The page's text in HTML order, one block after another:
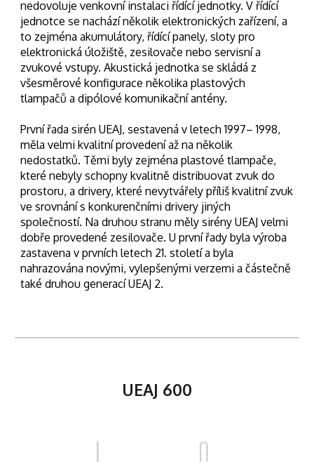
nedovoluje venkovní instalaci řídící jednotky. V řídící
jednotce se nachází několik elektronických zařízení, a
to zejména akumulátory, řídící panely, sloty pro
elektronická úložiště, zesilovače nebo servisní a
zvukové vstupy. Akustická jednotka se skládá z
všesměrové konfigurace několika plastových
tlampačů a dipólové komunikační antény.
První řada sirén UEAJ, sestavená v letech 1997– 1998,
měla velmi kvalitní provedení až na několik
nedostatků. Těmi byly zejména plastové tlampače,
které nebyly schopny kvalitně distribuovat zvuk do
prostoru, a drivery, které nevytvářely příliš kvalitní zvuk
ve srovnání s konkurenčními drivery jiných
společností. Na druhou stranu měly sirény UEAJ velmi
dobře provedené zesilovače. U první řady byla výroba
zastavena v prvních letech 21. století a byla
nahrazována novými, vylepšenými verzemi a částečně
také druhou generací UEAJ 2.
UEAJ 600